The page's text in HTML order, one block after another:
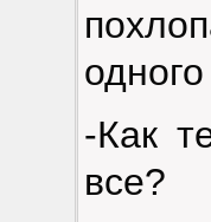
-Как
все?